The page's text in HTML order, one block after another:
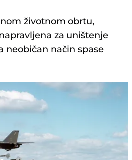
životnom obrtu,
za uništenje
neobičan način spase